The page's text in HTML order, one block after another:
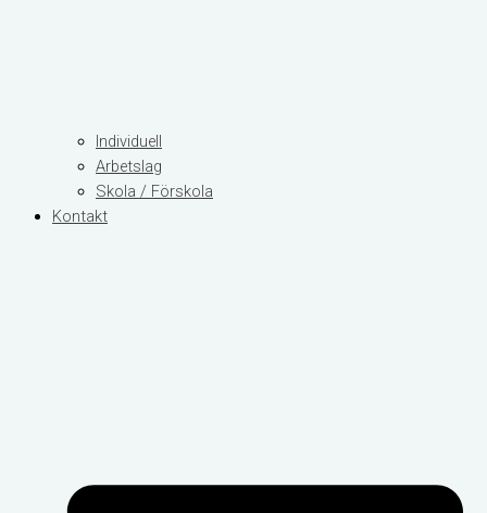
Individuell
Arbetslag
Skola / Förskola
Kontakt